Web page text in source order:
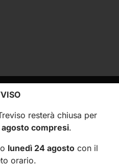
MENÙ
Home
Chi siamo
Scuole infanzia e asili
resterà chiusa per
agosto compresi.
lunedì 24 agosto con il
orario.